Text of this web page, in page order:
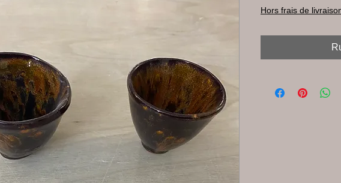
Hors frais de